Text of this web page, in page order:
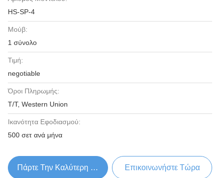
HS-SP-4
Μούβ:
1 σύνολο
Τιμή:
negotiable
Όροι Πληρωμής:
T/T, Western Union
Ικανότητα Εφοδιασμού:
500 σετ ανά μήνα
Πάρτε Την Καλύτερη Τιμή Επικοινωνήστε Τώρα